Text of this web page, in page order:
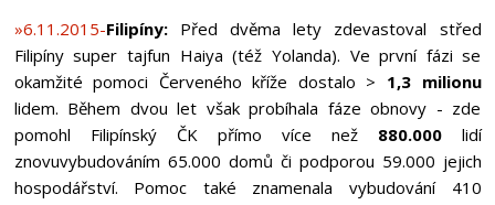
»6.11.2015-Filipíny: Před dvěma lety zdevastoval střed
Filipíny super tajfun Haiya (též Yolanda). Ve první fázi se
okamžité pomoci Červeného kříže dostalo > 1,3 milionu
lidem. Během dvou let však probíhala fáze obnovy - zde
pomohl Filipínský ČK přímo více než 880.000 lidí
znovuvybudováním 65.000 domů či podporou 59.000 jejich
hospodářství. Pomoc také znamenala vybudování 410